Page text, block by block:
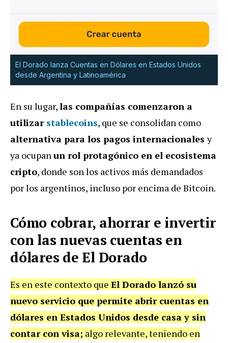
El Dorado lanza Cuentas en Dólares en Estados Unidos
desde Argentina y Latinoamérica
En su lugar,las compañías comenzaron a
utilizar stablecoins, que se consolidan como
alternativa para los pagos internacionalesy
ya ocupanun rol protagónico en el ecosistema
cripto, donde son los activos más demandados
por los argentinos, incluso por encima de Bitcoin.
Cómo cobrar, ahorrar e invertir
con las nuevas cuentas en
dólares de El Dorado
Es en este contexto que El Dorado lanzó su
nuevo servicio que permite abrir cuentas en
dólares en Estados Unidos desde casa y sin
contar con visa; algo relevante, teniendo en